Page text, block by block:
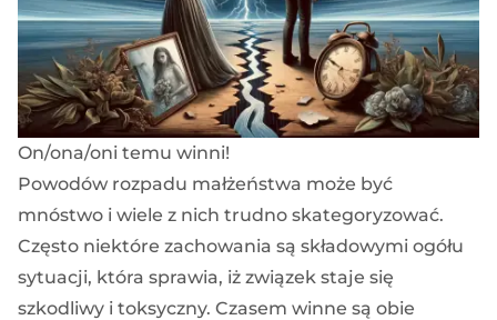
On/ona/oni temu winni!
Powodów rozpadu małżeństwa może być
mnóstwo i wiele z nich trudno skategoryzować.
Często niektóre zachowania są składowymi ogółu
sytuacji, która sprawia, iż związek staje się
szkodliwy i toksyczny. Czasem winne są obie